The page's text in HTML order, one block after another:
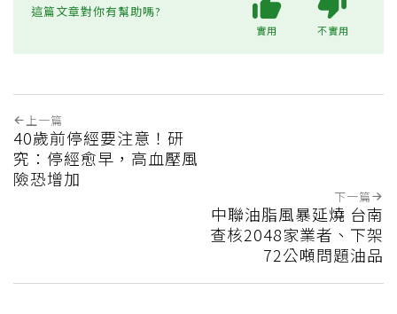
這篇文章對你有幫助嗎?
實用 不實用
上一篇
40歲前停經要注意！研
究：停經愈早，高血壓風
險恐增加
下一篇
中聯油脂風暴延燒 台南
查核2048家業者、下架
72公噸問題油品